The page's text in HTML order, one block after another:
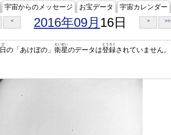
宇宙からのメッセージ お宝データ 宇宙カレンダー
< 2016年09月 16日 > >>
日
ひ
の「あけぼの」 衛星
えいせい
のデータは登録
とうろく
されていません。